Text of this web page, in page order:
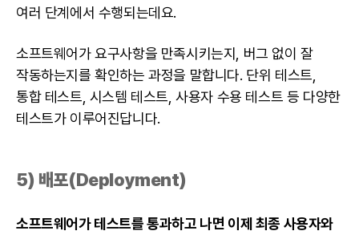
여러 단계에서 수행되는데요.
소프트웨어가 요구사항을 만족시키는지, 버그 없이 잘
작동하는지를 확인하는 과정을 말합니다. 단위 테스트,
통합 테스트, 시스템 테스트, 사용자 수용 테스트 등 다양한
테스트가 이루어진답니다.
5) 배포(Deployment)
소프트웨어가 테스트를 통과하고 나면 이제 최종 사용자와